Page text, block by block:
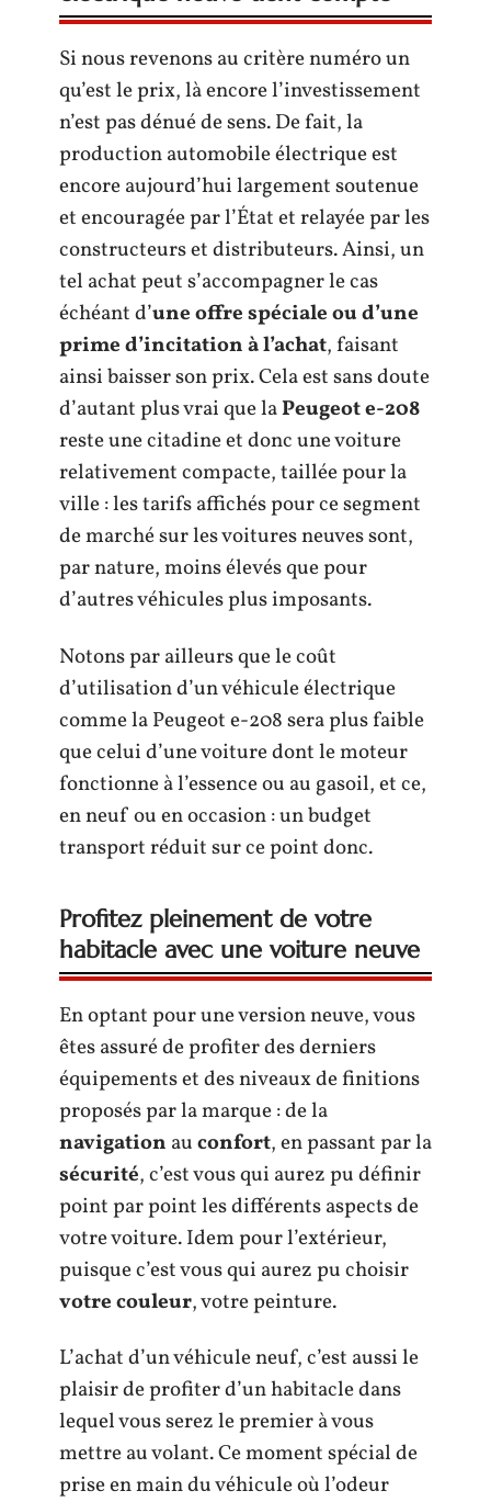
Si nous revenons au critère numéro un
qu’est le prix, là encore l’investissement
n’est pas dénué de sens. De fait, la
production automobile électrique est
encore aujourd’hui largement soutenue
et encouragée par l’État et relayée par les
constructeurs et distributeurs. Ainsi, un
tel achat peut s’accompagner le cas
échéant d’une offre spéciale ou d’une
prime d’incitation à l’achat, faisant
ainsi baisser son prix. Cela est sans doute
d’autant plus vrai que laPeugeot e-208
reste une citadine et donc une voiture
relativement compacte, taillée pour la
ville : les tarifs affichés pour ce segment
de marché sur les voitures neuves sont,
par nature, moins élevés que pour
d’autres véhicules plus imposants.
Notons par ailleurs que le coût
d’utilisation d’un véhicule électrique
comme la Peugeot e-208 sera plus faible
que celui d’une voiture dont le moteur
fonctionne à l’essence ou au gasoil, et ce,
en neuf ou en occasion : un budget
transport réduit sur ce point donc.
Profitez pleinement de votre
habitacle avec une voiture neuve
En optant pour une version neuve, vous
êtes assuré de profiter des derniers
équipements et des niveaux de finitions
proposés par la marque : de la
navigation auconfort, en passant par la
sécurité, c’est vous qui aurez pu définir
point par point les différents aspects de
votre voiture. Idem pour l’extérieur,
puisque c’est vous qui aurez pu choisir
votre couleur, votre peinture.
L’achat d’un véhicule neuf, c’est aussi le
plaisir de profiter d’un habitacle dans
lequel vous serez le premier à vous
mettre au volant. Ce moment spécial de
prise en main du véhicule où l’odeur